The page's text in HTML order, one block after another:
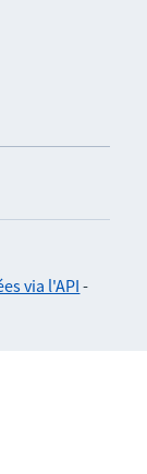
via l'API -